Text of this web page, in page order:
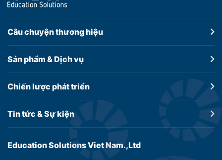
Education Solutions Viet Nam.,Ltd
Câu chuyệnthương hiệu
Sản phẩm &Dịch vụ
Chiến lược phát triển
Tin tức &Sự kiện